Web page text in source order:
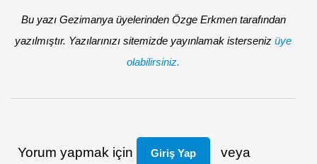
Bu yazı Gezimanya üyelerinden Özge Erkmen tarafından
yazılmıştır. Yazılarınızı sitemizde yayınlamak isterseniz üye
olabilirsiniz.
Yorum yapmak için Giriş Yap veya